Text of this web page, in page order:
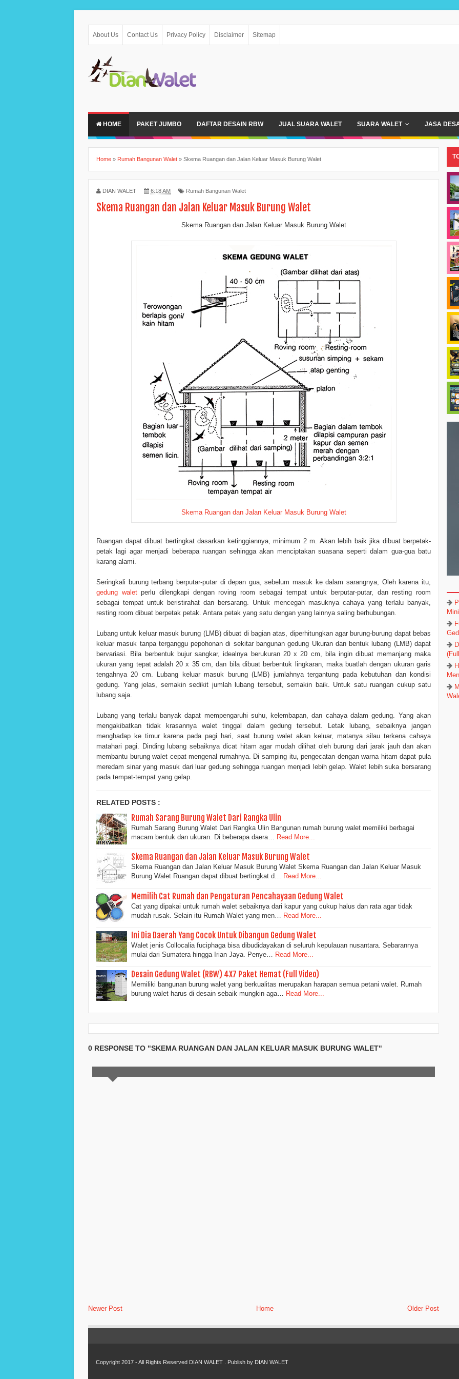
About Us Contact Us Privacy Policy Disclaimer Sitemap
HOME PAKET JUMBO DAFTAR DESAIN RBW JUAL SUARA WALET SUARA WALET JASA
Home » Rumah Bangunan Walet » Skema Ruangan dan Jalan Keluar Masuk Burung Walet
DIAN WALET 6:18 AM Rumah Bangunan Walet
Skema Ruangan dan Jalan Keluar Masuk Burung Walet
Skema Ruangan dan Jalan Keluar Masuk Burung Walet
Skema Ruangan dan Jalan Keluar Masuk Burung Walet
Ruangan dapat dibuat bertingkat dasarkan ketinggiannya, minimum 2 m. Akan lebih baik jika dibuat berpetak-
petak lagi agar menjadi beberapa ruangan sehingga akan menciptakan suasana seperti dalam gua-gua batu
karang alami.
Seringkali burung terbang berputar-putar di depan gua, sebelum masuk ke dalam sarangnya, Oleh karena itu,
gedung waletperlu dilengkapi dengan roving room sebagai tempat untuk berputar-putar, dan resting room
sebagai tempat untuk beristirahat dan bersarang. Untuk mencegah masuknya cahaya yang terlalu banyak,
resting room dibuat berpetak petak. Antara petak yang satu dengan yang lainnya saling berhubungan.
Lubang untuk keluar masuk burung (LMB) dibuat di bagian atas, diperhitungkan agar burung-burung dapat bebas
keluar masuk tanpa terganggu pepohonan di sekitar bangunan gedung Ukuran dan bentuk lubang (LMB) dapat
bervariasi. Bila berbentuk bujur sangkar, idealnya berukuran 20 x 20 cm, bila ingin dibuat memanjang maka
ukuran yang tepat adalah 20 x 35 cm, dan bila dibuat berbentuk lingkaran, maka buatlah dengan ukuran garis
tengahnya 20 cm. Lubang keluar masuk burung (LMB) jumlahnya tergantung pada kebutuhan dan kondisi
gedung. Yang jelas, semakin sedikit jumlah lubang tersebut, semakin baik. Untuk satu ruangan cukup satu
lubang saja.
Lubang yang terlalu banyak dapat mempengaruhi suhu, kelembapan, dan cahaya dalam gedung. Yang akan
mengakibatkan tidak krasannya walet tinggal dalam gedung tersebut. Letak lubang, sebaiknya jangan
menghadap ke timur karena pada pagi hari, saat burung walet akan keluar, matanya silau terkena cahaya
matahari pagi. Dinding lubang sebaiknya dicat hitam agar mudah dilihat oleh burung dari jarak jauh dan akan
membantu burung walet cepat mengenal rumahnya. Di samping itu, pengecatan dengan warna hitam dapat pula
meredam sinar yang masuk dari luar gedung sehingga ruangan menjadi lebih gelap. Walet lebih suka bersarang
pada tempat-tempat yang gelap.
RELATED POSTS :
Rumah Sarang Burung Walet Dari Rangka Ulin
Rumah Sarang Burung Walet Dari Rangka Ulin Bangunan rumah burung walet memiliki berbagai
macam bentuk dan ukuran. Di beberapa daera… Read More...
Skema Ruangan dan Jalan Keluar Masuk Burung Walet
Skema Ruangan dan Jalan Keluar Masuk Burung Walet Skema Ruangan dan Jalan Keluar Masuk
Burung Walet Ruangan dapat dibuat bertingkat d… Read More...
Memilih Cat Rumah dan Pengaturan Pencahayaan Gedung Walet
Cat yang dipakai untuk rumah walet sebaiknya dari kapur yang cukup halus dan rata agar tidak
mudah rusak. Selain itu Rumah Walet yang men…
Read More...
Ini Dia Daerah Yang Cocok Untuk Dibangun Gedung Walet
Walet jenis Collocalia fuciphaga bisa dibudidayakan di seluruh kepulauan nusantara. Sebarannya
mulai dari Sumatera hingga Irian Jaya. Penye…
Read More...
Desain Gedung Walet (RBW) 4X7 Paket Hemat (Full Video)
Memiliki bangunan burung walet yang berkualitas merupakan harapan semua petani walet. Rumah
burung walet harus di desain sebaik mungkin aga… Read More...
0 RESPONSE TO "SKEMA RUANGAN DAN JALAN KELUAR MASUK BURUNG WALET"
Newer Post Older Post
Home
Copyright 2017 - All Rights Reserved DIAN WALET . Publish by DIAN WALET